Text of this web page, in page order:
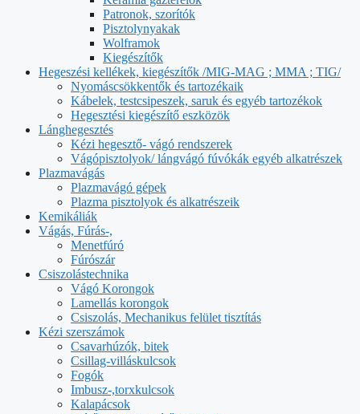
Patronok, szorítók
Pisztolynyakak
Wolframok
Kiegészítők
Hegeszési kellékek, kiegészítők /MIG-MAG ; MMA ; TIG/
Nyomáscsökkentők és tartozékaik
Kábelek, testcsipeszek, saruk és egyéb tartozékok
Hegesztési kiegészítő eszközök
Lánghegesztés
Kézi hegesztő- vágó rendszerek
Vágópisztolyok/ lángvágó fúvókák egyéb alkatrészek
Plazmavágás
Plazmavágó gépek
Plazma pisztolyok és alkatrészeik
Kemikáliák
Vágás, Fúrás-,
Menetfúró
Fúrószár
Csiszolástechnika
Vágó Korongok
Lamellás korongok
Csiszolás, Mechanikus felület tisztítás
Kézi szerszámok
Csavarhúzók, bitek
Csillag-villáskulcsok
Fogók
Imbusz-,torxkulcsok
Kalapácsok